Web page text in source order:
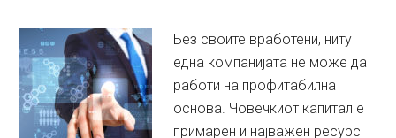
Без своите вработени, ниту
една компанијата не може да
работи на профитабилна
основа. Човечкиот капитал е
примарен и најважен ресурс